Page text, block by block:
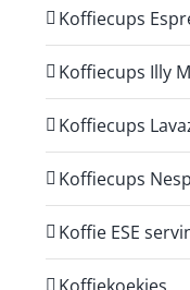
Koffiecups
Koffiecups Illy
Koffiecups
Koffiecups
Koffie ESE